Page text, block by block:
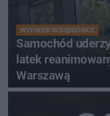
WYPADEK W DĄBRÓWCE
Samochód
latek
Warszawą